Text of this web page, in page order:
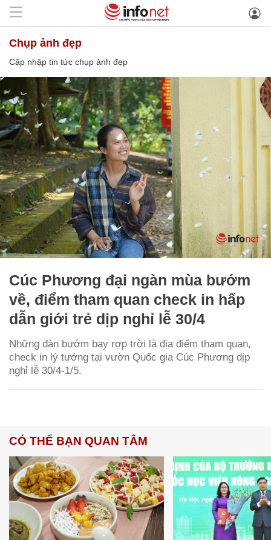
chụp ảnh đẹp
Cập nhập tin tức chụp ảnh đẹp
Cúc Phương đại ngàn mùa bướm
về, điểm tham quan check in hấp
dẫn giới trẻ dịp nghỉ lễ 30/4
Những đàn bướm bay rợp trời là địa điểm tham quan,
check in lý tưởng tại vườn Quốc gia Cúc Phương dịp
nghỉ lễ 30/4-1/5.
CÓ THỂ BẠN QUAN TÂM